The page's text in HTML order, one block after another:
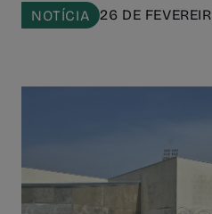
NOTÍCIA 26 DE